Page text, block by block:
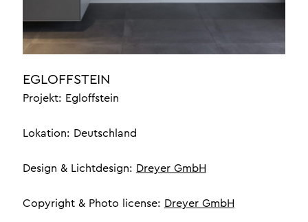
luxusbeleuchtung
bürobeleuchtung
über uns
referenzen
design
one a professionals
EGLOFFSTEIN
Projekt: Egloffstein
Lokation: Deutschland
Design & Lichtdesign: Dreyer GmbH
Copyright & Photo license: Dreyer GmbH